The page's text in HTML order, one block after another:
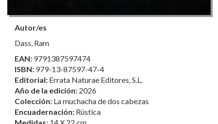
Autor/es
Dass, Ram
EAN: 9791387597474
ISBN: 979-13-87597-47-4
Editorial: Errata Naturae Editores, S.L.
Año de la edición: 2026
Colección: La muchacha de dos cabezas
Encuadernación: Rústica